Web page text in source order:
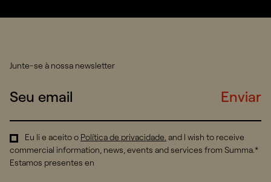
Junte-se à nossa newsletter
Enviar
Eu li e aceito o Política de privacidade. and I wish to receive
commercial information, news, events and services from Summa.*
Estamos presentes en